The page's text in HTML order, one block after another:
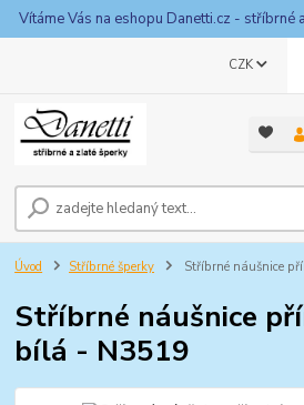
Vítáme Vás na eshopu Danetti.cz - stříbrné
CZK
Úvod Stříbrné šperky Stříbrné náušnice
Stříbrné náušnice
bílá - N3519